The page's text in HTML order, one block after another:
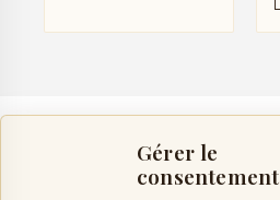
Gérer le
consentement